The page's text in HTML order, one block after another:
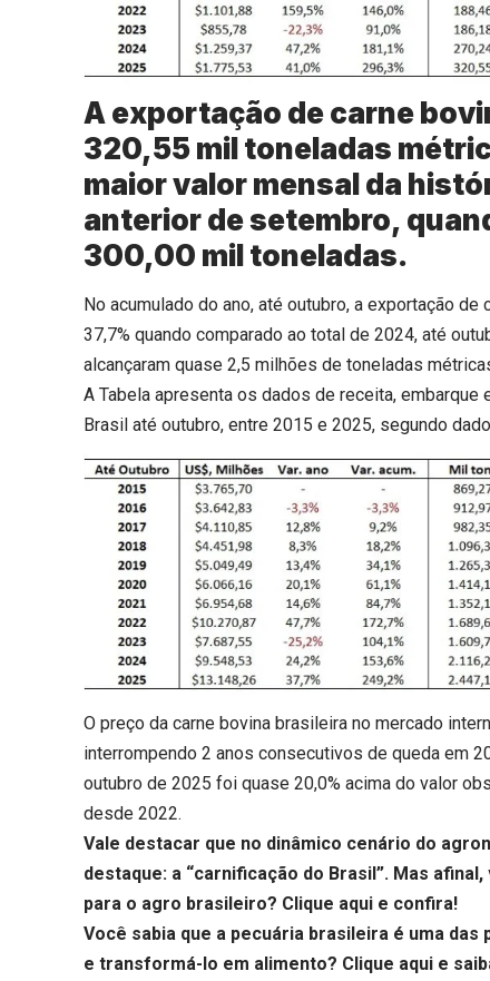
A exportação de carne
320,55 mil toneladas
maior valor mensal da
anterior de setembro,
300,00 mil toneladas.
No acumulado do ano, até outubro, a exportação
37,7% quando comparado ao total de 2024, até
alcançaram quase 2,5 milhões de toneladas
A Tabela apresenta os dados de receita,
Brasil até outubro, entre 2015 e 2025, segundo
O preço da carne bovina brasileira no mercado
interrompendo 2 anos consecutivos de queda em
outubro de 2025 foi quase 20,0% acima do valor
desde 2022.
Vale destacar que no dinâmico cenário do
destaque: a “carnificação do Brasil”. Mas
para o agro brasileiro? Clique aqui e confira!
Você sabia que a pecuária brasileira é uma
e transformá-lo em alimento? Clique aqui e